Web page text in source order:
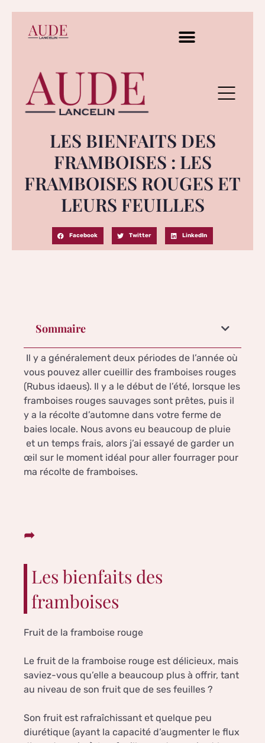
LES BIENFAITS DES
FRAMBOISES : LES
FRAMBOISES ROUGES ET
LEURS FEUILLES
Facebook Twitter LinkedIn
Sommaire
Il y a généralement deux périodes de l’année où
vous pouvez aller cueillir des framboises rouges
(Rubus idaeus). Il y a le début de l’été, lorsque les
framboises rouges sauvages sont prêtes, puis il
y a la récolte d’automne dans votre ferme de
baies locale. Nous avons eu beaucoup de pluie
et un temps frais, alors j’ai essayé de garder un
œil sur le moment idéal pour aller fourrager pour
ma récolte de framboises.
Les bienfaits des
framboises
Fruit de la framboise rouge
Le fruit de la framboise rouge est délicieux, mais
saviez-vous qu’elle a beaucoup plus à offrir, tant
au niveau de son fruit que de ses feuilles ?
Son fruit est rafraîchissant et quelque peu
diurétique (ayant la capacité d’augmenter le flux